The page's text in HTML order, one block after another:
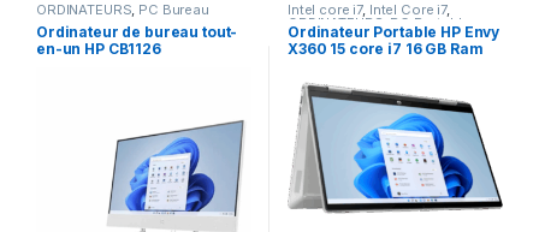
ORDINATEURS, PC Bureau
Ordinateur de bureau tout-
en-un HP CB1126
blanche, clavier AZERTY,
garantie 1 an
Intel core i7, Intel Core i7,
ORDINATEURS PC Portables
Ordinateur Portable HP Envy
X360 15 core i7 16 GB Ram
tactile 15.6 pouces